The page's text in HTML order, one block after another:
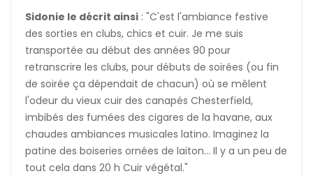
Sidonie le décrit ainsi : "C'est l'ambiance festive
des sorties en clubs, chics et cuir. Je me suis
transportée au début des années 90 pour
retranscrire les clubs, pour débuts de soirées (ou fin
de soirée ça dépendait de chacun) où se mêlent
l'odeur du vieux cuir des canapés Chesterfield,
imbibés des fumées des cigares de la havane, aux
chaudes ambiances musicales latino. Imaginez la
patine des boiseries ornées de laiton... Il y a un peu de
tout cela dans 20 h Cuir végétal."